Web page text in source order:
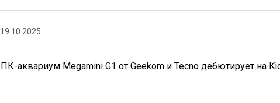
19.10.2025